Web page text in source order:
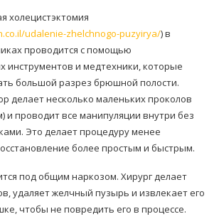
холецистэктомия
udalenie-zhelchnogo-puzyirya/) в
проводится с помощью
инструментов и медтехники, которые
большой разрез брюшной полости.
делает несколько маленьких проколов
и проводит все манипуляции внутри без
Это делает процедуру менее
более простым и быстрым.
под общим наркозом. Хирург делает
удаляет желчный пузырь и извлекает его
чтобы не повредить его в процессе.